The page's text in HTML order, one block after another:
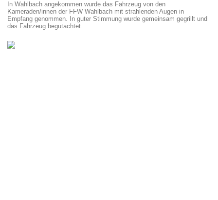
In Wahlbach angekommen wurde das Fahrzeug von den
Kameraden/innen der FFW Wahlbach mit strahlenden Augen in
Empfang genommen. In guter Stimmung wurde gemeinsam gegrillt und
das Fahrzeug begutachtet.